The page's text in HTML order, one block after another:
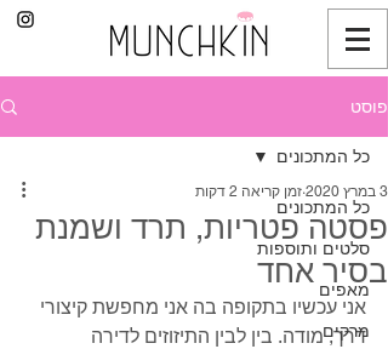
פוסט
כל המתכונים
סלטים ותוספות
מאפים
מרקים
כל המתכונים
פסטה פטריות, תרד ושמנת
בסיר אחד
3 במרץ 2020 זמן קריאה 2 דקות
אני עכשיו בתקופה בה אני מחפשת קיצורי
דרך, מודה. בין לבין התיזוזים לדירה